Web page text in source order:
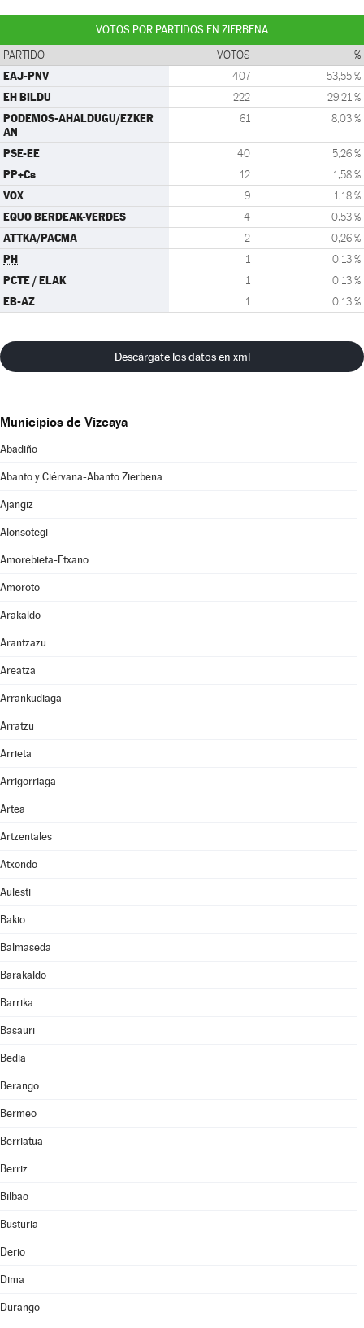
VOTOS POR PARTIDOS EN ZIERBENA
PARTIDO VOTOS %
EAJ-PNV 407 53,55 %
EH BILDU 222 29,21 %
PODEMOS-AHALDUGU/EZKER
AN
61 8,03 %
PSE-EE 40 5,26 %
PP+Cs 12 1,58 %
VOX 9 1,18 %
EQUO BERDEAK-VERDES 4 0,53 %
ATTKA/PACMA 2 0,26 %
PH 1 0,13 %
PCTE / ELAK 1 0,13 %
EB-AZ 1 0,13 %
Descárgate los datos en xml
Municipios de Vizcaya
Abadiño
Abanto y Ciérvana-Abanto Zierbena
Ajangiz
Alonsotegi
Amorebieta-Etxano
Amoroto
Arakaldo
Arantzazu
Areatza
Arrankudiaga
Arratzu
Arrieta
Arrigorriaga
Artea
Artzentales
Atxondo
Aulesti
Bakio
Balmaseda
Barakaldo
Barrika
Basauri
Bedia
Berango
Bermeo
Berriatua
Berriz
Bilbao
Busturia
Derio
Dima
Durango